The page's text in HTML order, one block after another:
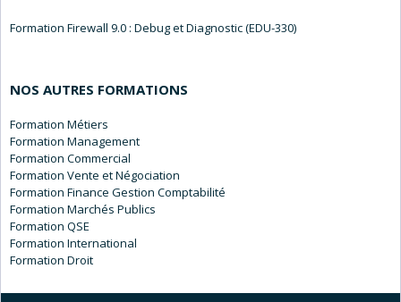
Formation Firewall 9.0 : Debug et Diagnostic (EDU-330)
NOS AUTRES FORMATIONS
Métiers
Management
Commercial
Vente et Négociation
Finance Gestion Comptabilité
Marchés Publics
QSE
International
Droit